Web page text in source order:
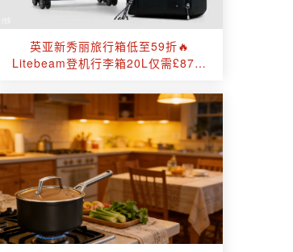
英亚新秀丽旅行箱低至59折🔥
Litebeam登机行李箱20L仅需£87！